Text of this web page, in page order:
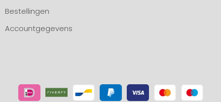
Bestellingen
Accountgegevens